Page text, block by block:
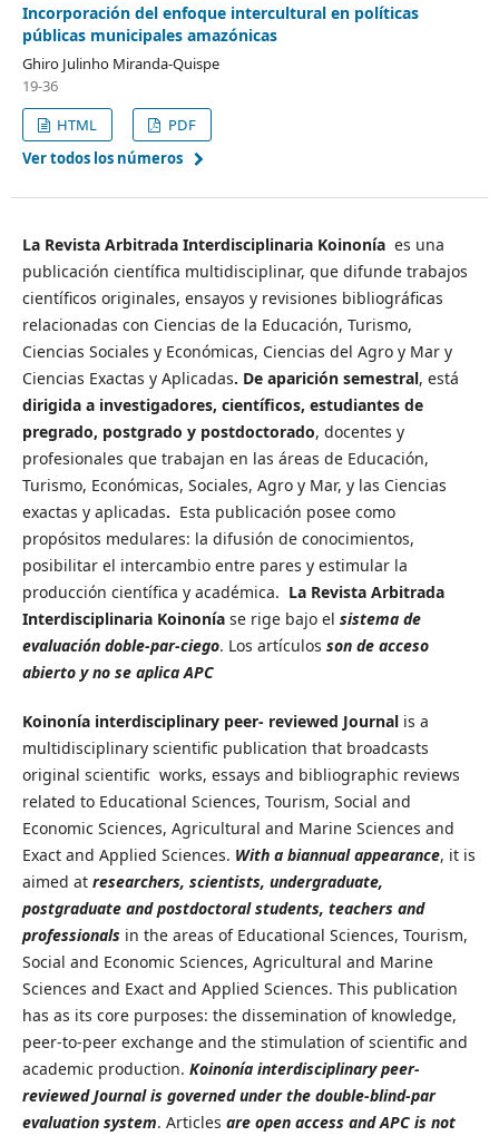
Incorporación del enfoque intercultural en políticas
públicas municipales amazónicas
Ghiro Julinho Miranda-Quispe
19-36
HTML
PDF
Ver todos los números
La Revista Arbitrada Interdisciplinaria Koinonía es una
publicación científica multidisciplinar, que difunde trabajos
científicos originales, ensayos y revisiones bibliográficas
relacionadas con Ciencias de la Educación, Turismo,
Ciencias Sociales y Económicas, Ciencias del Agro y Mar y
Ciencias Exactas y Aplicadas. De aparición semestral, está
dirigida a investigadores, científicos, estudiantes de
pregrado, postgrado y postdoctorado, docentes y
profesionales que trabajan en las áreas de Educación,
Turismo, Económicas, Sociales, Agro y Mar, y las Ciencias
exactas y aplicadas. Esta publicación posee como
propósitos medulares: la difusión de conocimientos,
posibilitar el intercambio entre pares y estimular la
producción científica y académica. La Revista Arbitrada
Interdisciplinaria Koinoníase rige bajo el sistema de
evaluación doble-par-ciego. Los artículos son de acceso
abierto y no se aplica APC
Koinonía interdisciplinary peer- reviewed Journalis a
multidisciplinary scientific publication that broadcasts
original scientific works, essays and bibliographic reviews
related to Educational Sciences, Tourism, Social and
Economic Sciences, Agricultural and Marine Sciences and
Exact and Applied Sciences. With a biannual appearance, it is
aimed at researchers, scientists, undergraduate,
postgraduate and postdoctoral students, teachers and
professionals in the areas of Educational Sciences, Tourism,
Social and Economic Sciences, Agricultural and Marine
Sciences and Exact and Applied Sciences. This publication
has as its core purposes: the dissemination of knowledge,
peer-to-peer exchange and the stimulation of scientific and
academic production. Koinonía interdisciplinary peer-
reviewed Journal is governed under the double-blind-par
evaluation system. Articles are open access and APC is not